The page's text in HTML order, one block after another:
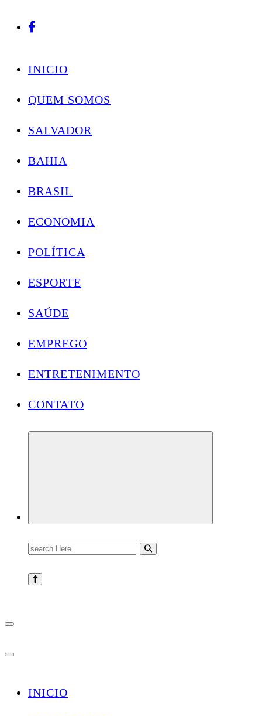
Skip
Conectando você às notícias do Brasil e do mundo com rapidez e confiabilidade.
INICIO
QUEM SOMOS
SALVADOR
BAHIA
BRASIL
ECONOMIA
POLÍTICA
ESPORTE
SAÚDE
EMPREGO
ENTRETENIMENTO
CONTATO
Search
for:
INICIO